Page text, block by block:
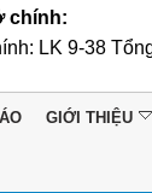
chính:
LK 9-38
GIỚI THIỆU